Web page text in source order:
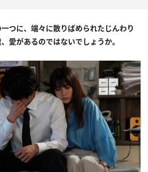
つに、端々に散りばめられたじんわり
愛があるのではないでしょうか。